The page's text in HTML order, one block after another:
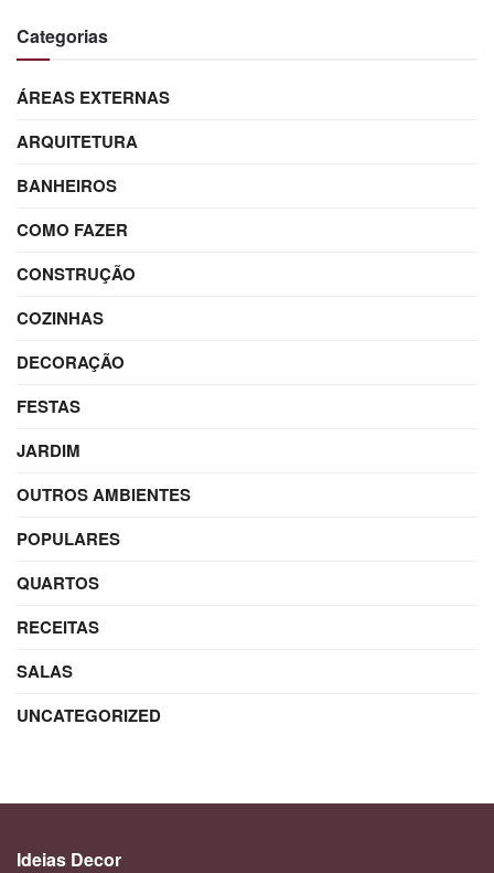
Categorias
ÁREAS EXTERNAS
ARQUITETURA
BANHEIROS
COMO FAZER
CONSTRUÇÃO
COZINHAS
DECORAÇÃO
FESTAS
JARDIM
OUTROS AMBIENTES
POPULARES
QUARTOS
RECEITAS
SALAS
UNCATEGORIZED
Ideias Decor